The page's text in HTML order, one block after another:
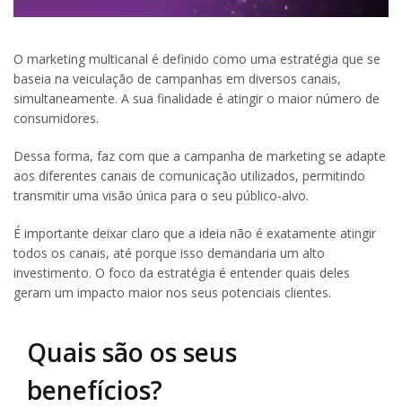
O marketing multicanal é definido como uma estratégia que se
baseia na veiculação de campanhas em diversos canais,
simultaneamente. A sua finalidade é atingir o maior número de
consumidores.
Dessa forma, faz com que a campanha de marketing se adapte
aos diferentes canais de comunicação utilizados, permitindo
transmitir uma visão única para o seu público-alvo.
É importante deixar claro que a ideia não é exatamente atingir
todos os canais, até porque isso demandaria um alto
investimento. O foco da estratégia é entender quais deles
geram um impacto maior nos seus potenciais clientes.
Quais são os seus
benefícios?